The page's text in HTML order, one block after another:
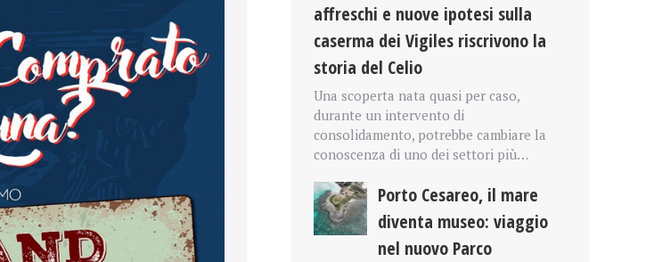
affreschi e nuove ipotesi sulla
caserma dei Vigiles riscrivono la
storia del Celio
Una scoperta nata quasi per caso,
durante un intervento di
consolidamento, potrebbe cambiare la
conoscenza di uno dei settori più…
Porto Cesareo, il mare
diventa museo: viaggio
nel nuovo Parco